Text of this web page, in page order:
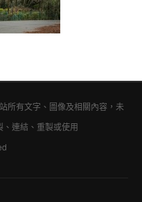
所有文字、圖像及相關內容，未
連結、重製或使用